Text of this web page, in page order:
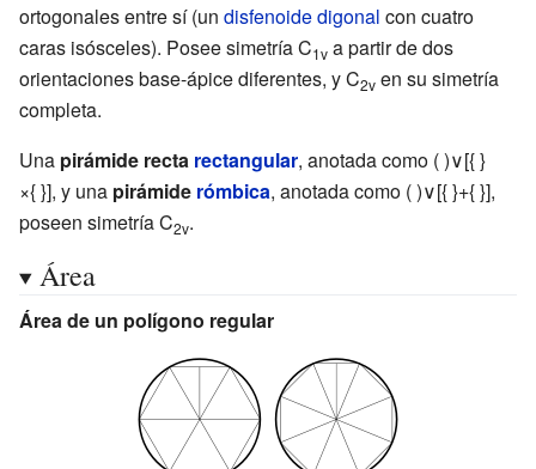
ortogonales entre sí (un disfenoide digonal con cuatro
caras isósceles). Posee simetría C1v a partir de dos
orientaciones base-ápice diferentes, y C2v en su simetría
completa.
Una pirámide recta rectangular, anotada como ()∨[{}
×{}], y una pirámide rómbica, anotada como ()∨[{}+{}],
poseen simetría C2v.
Área
Área de un polígono regular